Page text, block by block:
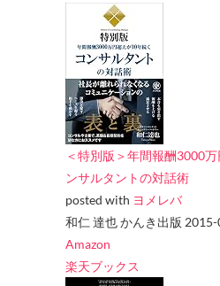
＜特別版＞年間報酬3000
ンサルタントの対話術
posted with ヨメレバ
和仁 達也 かんき出版
Amazon
楽天ブックス